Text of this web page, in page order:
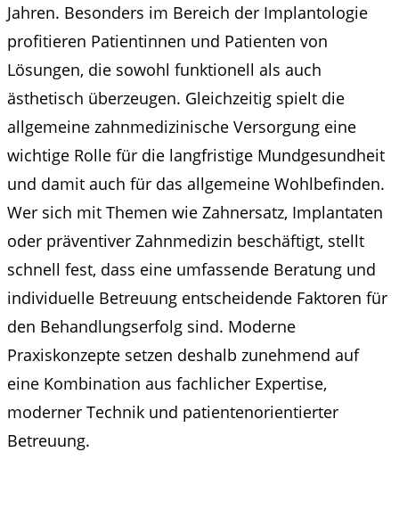
Jahren. Besonders im Bereich der Implantologie
profitieren Patientinnen und Patienten von
Lösungen, die sowohl funktionell als auch
ästhetisch überzeugen. Gleichzeitig spielt die
allgemeine zahnmedizinische Versorgung eine
wichtige Rolle für die langfristige Mundgesundheit
und damit auch für das allgemeine Wohlbefinden.
Wer sich mit Themen wie Zahnersatz, Implantaten
oder präventiver Zahnmedizin beschäftigt, stellt
schnell fest, dass eine umfassende Beratung und
individuelle Betreuung entscheidende Faktoren für
den Behandlungserfolg sind. Moderne
Praxiskonzepte setzen deshalb zunehmend auf
eine Kombination aus fachlicher Expertise,
moderner Technik und patientenorientierter
Betreuung.